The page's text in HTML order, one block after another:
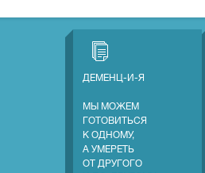
ДЕМЕНЦ-И-Я
МЫ МОЖЕМ
ГОТОВИТЬСЯ
К ОДНОМУ,
А УМЕРЕТЬ
ОТ ДРУГОГО